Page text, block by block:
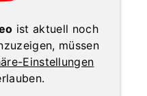
ist aktuell noch
müssen
Einstellungen